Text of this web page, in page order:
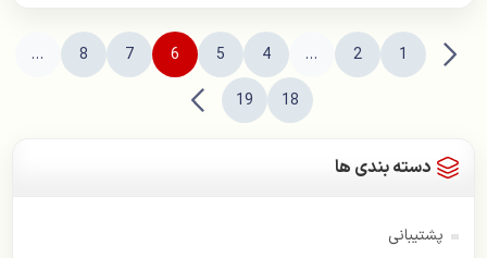
قبلی 1
2
…
4
5
6
7
8
…
18
19
دسته بندی ها
پشتیبانی